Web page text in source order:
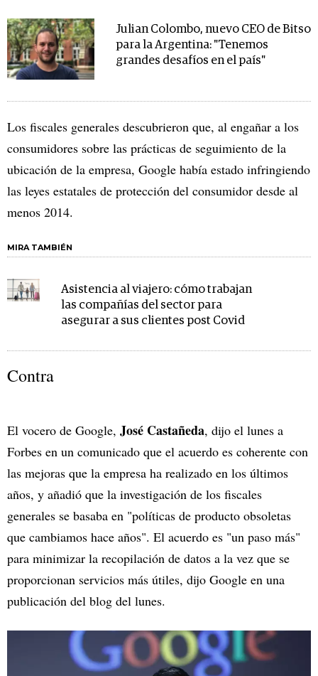
Julian Colombo, nuevo CEO de Bitso
para la Argentina: "Tenemos
grandes desafíos en el país"
Los fiscales generales descubrieron que, al engañar a los
consumidores sobre las prácticas de seguimiento de la
ubicación de la empresa, Google había estado infringiendo
las leyes estatales de protección del consumidor desde al
menos 2014.
MIRA TAMBIÉN
Asistencia al viajero: cómo trabajan
las compañías del sector para
asegurar a sus clientes post Covid
Contra
El vocero de Google, José Castañeda, dijo el lunes a
Forbes en un comunicado que el acuerdo es coherente con
las mejoras que la empresa ha realizado en los últimos
años, y añadió que la investigación de los fiscales
generales se basaba en "políticas de producto obsoletas
que cambiamos hace años". El acuerdo es "un paso más"
para minimizar la recopilación de datos a la vez que se
proporcionan servicios más útiles, dijo Google en una
publicación del blog del lunes.